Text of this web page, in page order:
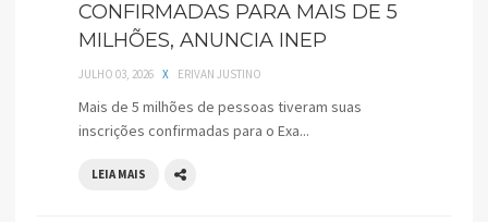
CONFIRMADAS PARA MAIS DE 5
MILHÕES, ANUNCIA INEP
JULHO 03, 2026 X ERIVAN JUSTINO
Mais de 5 milhões de pessoas tiveram suas
inscrições confirmadas para o Exa...
LEIA MAIS